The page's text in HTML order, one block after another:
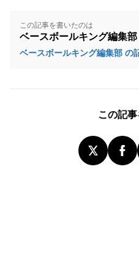
この記事を書いたのは
ベースボールキング編集部
ベースボールキング編集部 の
この記